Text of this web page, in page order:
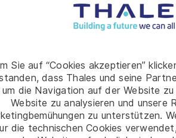
Sie auf “Cookies akzeptieren”
dass Thales und seine
um die Navigation auf der Website
Website zu analysieren und unsere
zu unterstützen.
die technischen Cookies
et d’amélioration continue,
la structuration des pratiques
réalisation de câblage, maquettes
de la complétude des